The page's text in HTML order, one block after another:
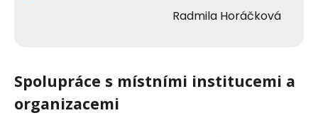
Radmila Horáčková
Spolupráce s místními institucemi a
organizacemi